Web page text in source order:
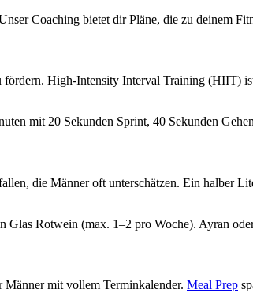
Coaching bietet dir Pläne, die zu deinem
High-Intensity Interval Training (HIIT)
mit 20 Sekunden Sprint, 40 Sekunden
die Männer oft unterschätzen. Ein halber
Glas Rotwein (max. 1–2 pro Woche). Ayran
Männer mit vollem Terminkalender. Meal Prep